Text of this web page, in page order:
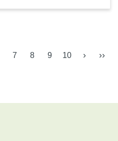
7 8 9 10 › ››